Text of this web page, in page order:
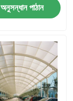
অনুসন্ধান পাঠান